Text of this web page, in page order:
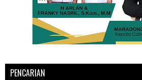
PENCARIAN